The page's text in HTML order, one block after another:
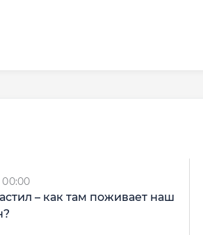
00:00
– как там поживает наш